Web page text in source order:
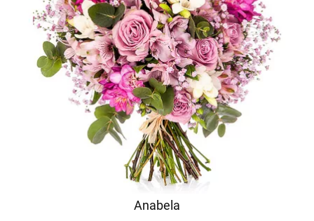
Anabela